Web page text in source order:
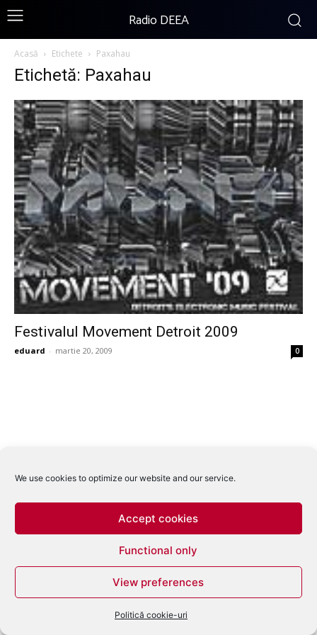
We use cookies to optimize our website and our service.
Accept cookies
Functional only
View preferences
Politică cookie-uri
Radio DEEA
Acasă Etichete Paxahau
Etichetă: Paxahau
Festivalul Movement Detroit 2009
eduard - martie 20, 2009 0